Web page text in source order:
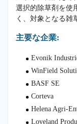
選択的除草剤を使
く、対象となる雑
主要な企業:
Evonik
WinField
BASF SE
Corteva
Helena Agri-
Loveland